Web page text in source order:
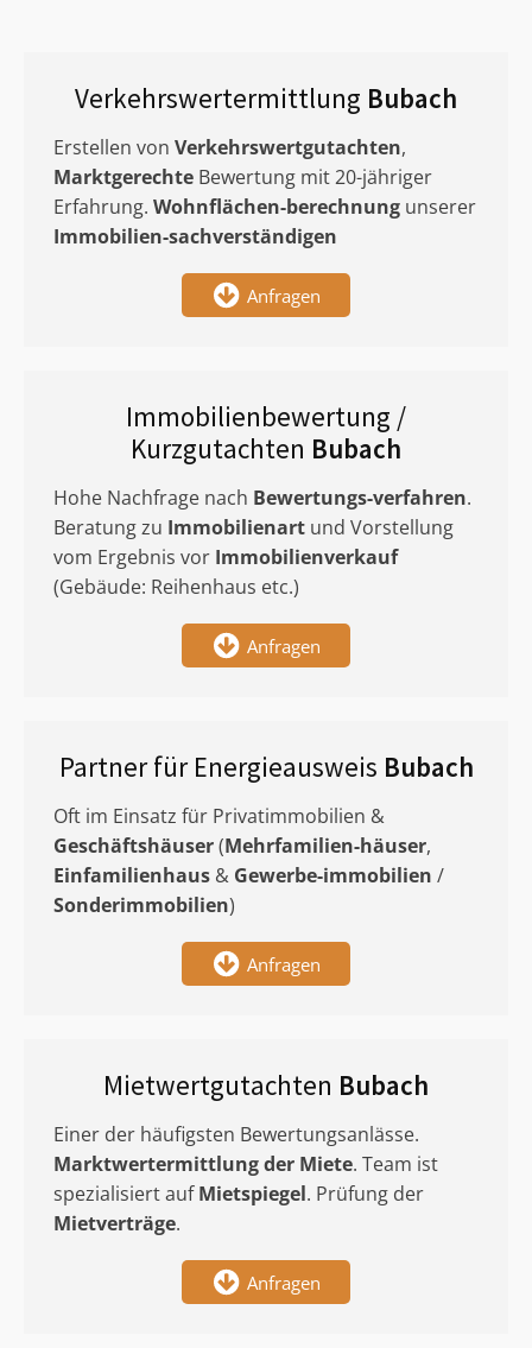
Verkehrswertermittlung Bubach
Erstellen von Verkehrswertgutachten,
Marktgerechte Bewertung mit 20-jähriger
Erfahrung. Wohnflächen-berechnung unserer
Immobilien-sachverständigen
Anfragen
Immobilienbewertung /
Kurzgutachten Bubach
Hohe Nachfrage nach Bewertungs-verfahren.
Beratung zu Immobilienart und Vorstellung
vom Ergebnis vor Immobilienverkauf
(Gebäude: Reihenhaus etc.)
Anfragen
Partner für Energieausweis Bubach
Oft im Einsatz für Privatimmobilien &
Geschäftshäuser(Mehrfamilien-häuser,
Einfamilienhaus & Gewerbe-immobilien /
Sonderimmobilien)
Anfragen
Mietwertgutachten Bubach
Einer der häufigsten Bewertungsanlässe.
Marktwertermittlungder Miete. Team ist
spezialisiert aufMietspiegel. Prüfung der
Mietverträge.
Anfragen